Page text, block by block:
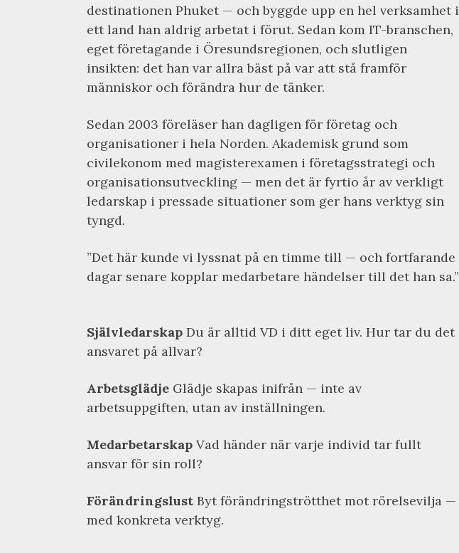
destinationen Phuket — och byggde upp en hel verksamhet i
ett land han aldrig arbetat i förut. Sedan kom IT-branschen,
eget företagande i Öresundsregionen, och slutligen
insikten: det han var allra bäst på var att stå framför
människor och förändra hur de tänker.
Sedan 2003 föreläser han dagligen för företag och
organisationer i hela Norden. Akademisk grund som
civilekonom med magisterexamen i företagsstrategi och
organisationsutveckling — men det är fyrtio år av verkligt
ledarskap i pressade situationer som ger hans verktyg sin
tyngd.
”Det här kunde vi lyssnat på en timme till — och fortfarande
dagar senare kopplar medarbetare händelser till det han sa.”
Självledarskap Du är alltid VD i ditt eget liv. Hur tar du det
ansvaret på allvar?
Arbetsglädje Glädje skapas inifrån — inte av
arbetsuppgiften, utan av inställningen.
Medarbetarskap Vad händer när varje individ tar fullt
ansvar för sin roll?
Förändringslust Byt förändringströtthet mot rörelsevilja —
med konkreta verktyg.